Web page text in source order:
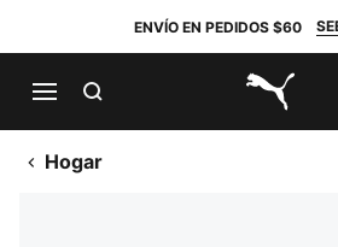
ENVÍO EN PEDIDOS $60
Hogar